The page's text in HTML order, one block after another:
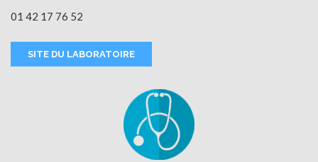
01 42 17 76 52
SITE DU LABORATOIRE